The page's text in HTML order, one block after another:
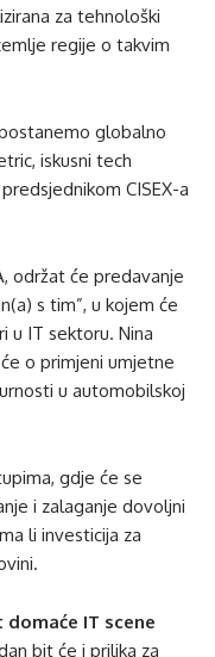
za tehnološki
regije o takvim
globalno
iskusni tech
CISEX-a
održat će predavanje
s tim”, u kojem će
u IT sektoru. Nina
o primjeni umjetne
u automobilskoj
gdje će se
i zalaganje dovoljni
li investicija za
IT scene
bit će i prilika za